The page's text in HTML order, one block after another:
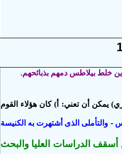
يمكن أن تعني: أ) كان هؤلاء القوم
- والتأملى الذى أشتهرت به الكنيسة
أسقف الدراسات العليا والبحث